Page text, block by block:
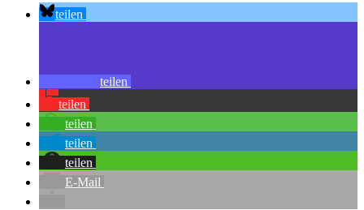
teilen
teilen
teilen
teilen
teilen
teilen
E-Mail